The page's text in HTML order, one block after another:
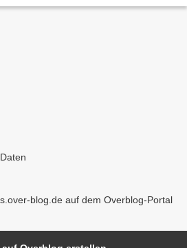
blog.de auf dem Overblog-Portal